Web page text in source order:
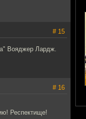
# 15
Вояджер Лардж.
# 16
Респектище!